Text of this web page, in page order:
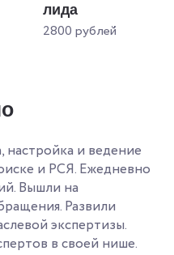
лида
2800 рублей
настройка и ведение
и РСЯ. Ежедневно
Вышли на
Развили
экспертизы.
в своей нише.